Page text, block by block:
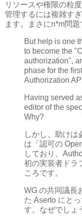
リソースや権限の粒
管理するには複雑す
ます。まさにn*m問題
But help is one
to become the
authorization",
phase for the
Authorization
Having served
editor of the
Why?
しかし、助けは
は「認可の
しており、
初の実装者ドラ
ころです。
WG の共同議長
た Aserto にと
す。なぜでしょ